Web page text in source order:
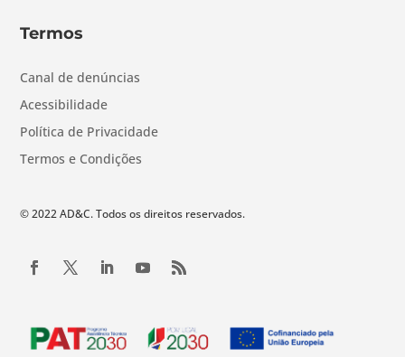
Termos
Canal de denúncias
Acessibilidade
Política de Privacidade
Termos e Condições
© 2022 AD&C. Todos os direitos reservados.